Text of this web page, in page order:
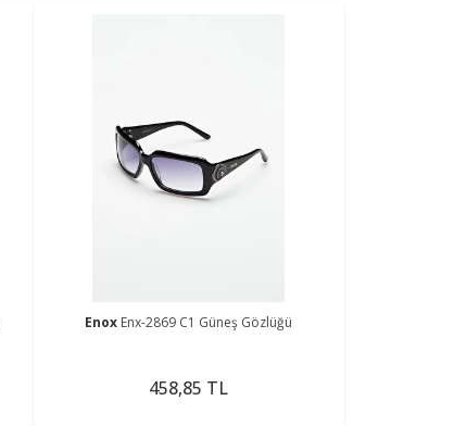
Enox Enx-2869 C1 Güneş Gözlüğü
458,85 TL